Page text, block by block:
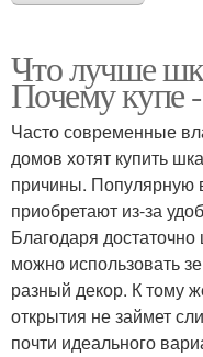
Что лучше
Почему купе
Часто современные
домов хотят купить
причины. Популярную
приобретают из-за
Благодаря
можно использовать
разный декор. К тому
открытия не займет
почти идеального